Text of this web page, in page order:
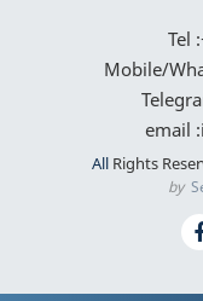
Tel
Mobile/
email
AllRights
by